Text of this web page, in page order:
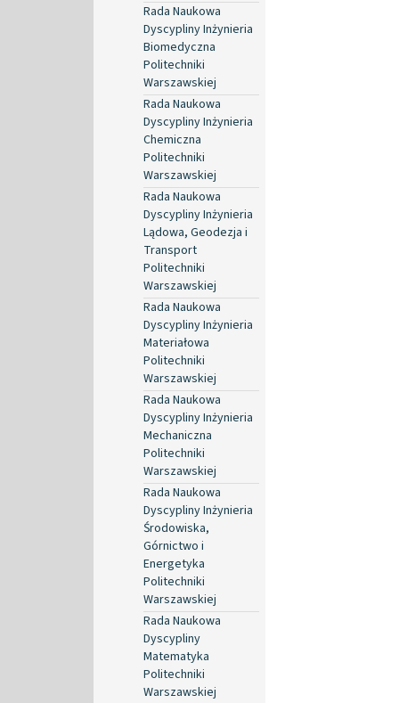
Rada Naukowa
Dyscypliny Inżynieria
Biomedyczna
Politechniki
Warszawskiej
Rada Naukowa
Dyscypliny Inżynieria
Chemiczna
Politechniki
Warszawskiej
Rada Naukowa
Dyscypliny Inżynieria
Lądowa, Geodezja i
Transport
Politechniki
Warszawskiej
Rada Naukowa
Dyscypliny Inżynieria
Materiałowa
Politechniki
Warszawskiej
Rada Naukowa
Dyscypliny Inżynieria
Mechaniczna
Politechniki
Warszawskiej
Rada Naukowa
Dyscypliny Inżynieria
Środowiska,
Górnictwo i
Energetyka
Politechniki
Warszawskiej
Rada Naukowa
Dyscypliny
Matematyka
Politechniki
Warszawskiej